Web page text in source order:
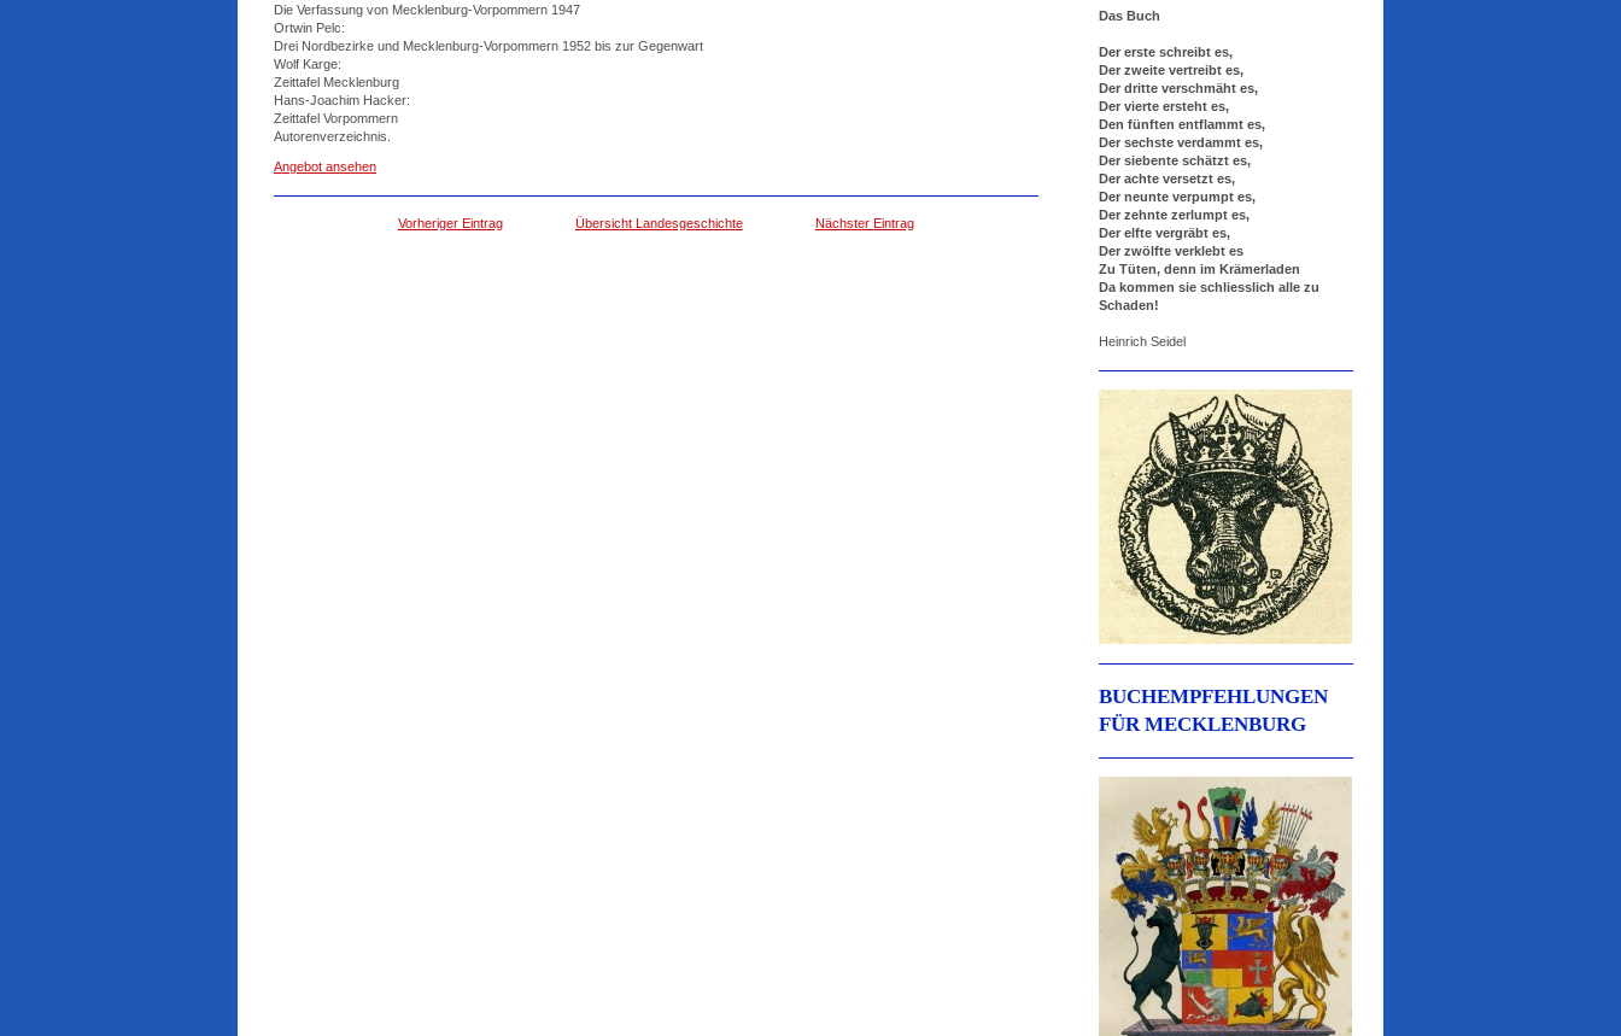
Die Verfassung von Mecklenburg-Vorpommern 1947
Ortwin Pelc:
Drei Nordbezirke und Mecklenburg-Vorpommern 1952 bis zur Gegenwart
Wolf Karge:
Zeittafel Mecklenburg
Hans-Joachim Hacker:
Zeittafel Vorpommern
Autorenverzeichnis.
Angebot ansehen
Vorheriger Eintrag Übersicht Landesgeschichte Nächster Eintrag
Das Buch
Der erste schreibt es,
Der zweite vertreibt es,
Der dritte verschmäht es,
Der vierte ersteht es,
Den fünften entflammt es,
Der sechste verdammt es,
Der siebente schätzt es,
Der achte versetzt es,
Der neunte verpumpt es,
Der zehnte zerlumpt es,
Der elfte vergräbt es,
Der zwölfte verklebt es
Zu Tüten, denn im Krämerladen
Da kommen sie schliesslich alle zu
Schaden!
Heinrich Seidel
BUCHEMPFEHLUNGEN
FÜR MECKLENBURG